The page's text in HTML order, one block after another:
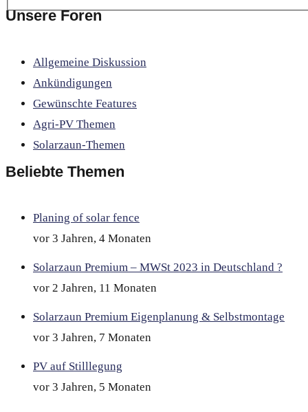
Unsere Foren
Allgemeine Diskussion
Ankündigungen
Gewünschte Features
Agri-PV Themen
Solarzaun-Themen
Beliebte Themen
Planing of solar fence
vor 3 Jahren, 4 Monaten
Solarzaun Premium – MWSt 2023 in Deutschland ?
vor 2 Jahren, 11 Monaten
Solarzaun Premium Eigenplanung & Selbstmontage
vor 3 Jahren, 7 Monaten
PV auf Stilllegung
vor 3 Jahren, 5 Monaten